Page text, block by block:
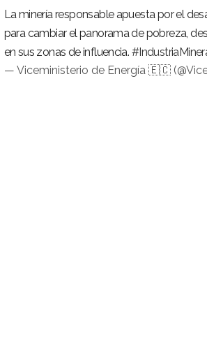
La minería responsable apuesta por el
para cambiar el panorama de pobreza,
en sus zonas de influencia.
— Viceministerio de Energía 🇪🇨